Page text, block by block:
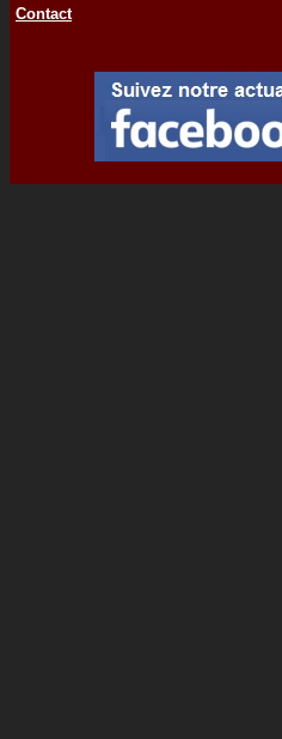
Contact